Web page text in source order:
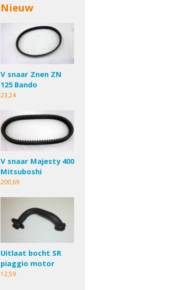
Nieuw
V snaar Znen ZN
125 Bando
23,24
V snaar Majesty 400
Mitsuboshi
200,69
Uitlaat bocht SR
piaggio motor
12,59